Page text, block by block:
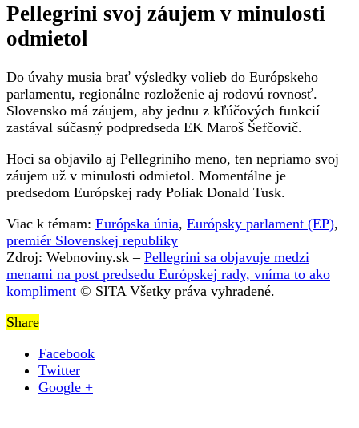
Pellegrini svoj záujem v minulosti
odmietol
Do úvahy musia brať výsledky volieb do Európskeho
parlamentu, regionálne rozloženie aj rodovú rovnosť.
Slovensko má záujem, aby jednu z kľúčových funkcií
zastával súčasný podpredseda EK Maroš Šefčovič.
Hoci sa objavilo aj Pellegriniho meno, ten nepriamo svoj
záujem už v minulosti odmietol. Momentálne je
predsedom Európskej rady Poliak Donald Tusk.
Viac k témam: Európska únia, Európsky parlament (EP),
premiér Slovenskej republiky
Zdroj: Webnoviny.sk – Pellegrini sa objavuje medzi
menami na post predsedu Európskej rady, vníma to ako
kompliment © SITA Všetky práva vyhradené.
Share
Facebook
Twitter
Google +